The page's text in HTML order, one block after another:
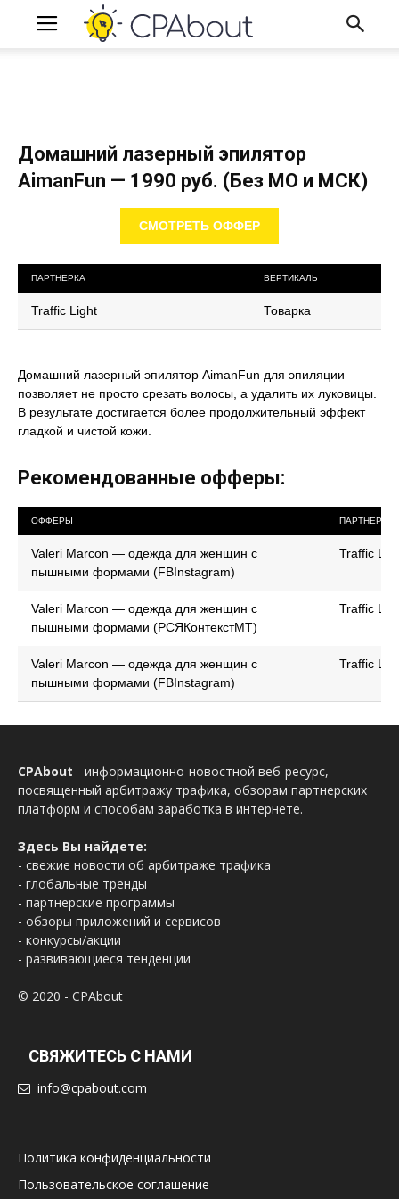
Домашний лазерный эпилятор
AimanFun — 1990 руб. (Без МО и МСК)
СМОТРЕТЬ ОФФЕР
ПАРТНЕРКА ВЕРТИКАЛЬ
Traffic Light Товарка
Домашний лазерный эпилятор AimanFun для эпиляции
позволяет не просто срезать волосы, а удалить их луковицы.
В результате достигается более продолжительный эффект
гладкой и чистой кожи.
Рекомендованные офферы:
ОФФЕРЫ ПАРТНЕРКА
Valeri Marcon — одежда для женщин с
пышными формами (FBInstagram)
Traffic
Valeri Marcon — одежда для женщин с
пышными формами (РСЯКонтекстМТ)
Traffic
Valeri Marcon — одежда для женщин с
пышными формами (FBInstagram)
Traffic
CPAbout - информационно-новостной веб-ресурс,
посвященный арбитражу трафика, обзорам партнерских
платформ и способам заработка в интернете.
Здесь Вы найдете:
- свежие новости об арбитраже трафика
- глобальные тренды
- партнерские программы
- обзоры приложений и сервисов
- конкурсы/акции
- развивающиеся тенденции
© 2020 - CPAbout
СВЯЖИТЕСЬ С НАМИ
info@cpabout.com
Политика конфиденциальности
Пользовательское соглашение